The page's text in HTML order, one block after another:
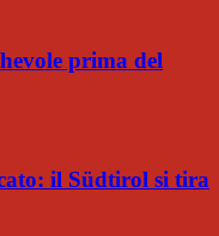
prima del
il Südtirol si tira